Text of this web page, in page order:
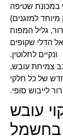
במכונת שטיפה
מיוחד למזגנים)
גליל המפוח
הדלי שקופים
ונקיים לחלוטין.
צמיחת עובש,
של כל חלקי
לייבוש סופי.
עובש
בחשמל